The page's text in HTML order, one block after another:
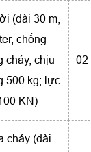
(dài 30 m,
chống
cháy, chịu
500 kg; lực
KN)
02
cháy (dài